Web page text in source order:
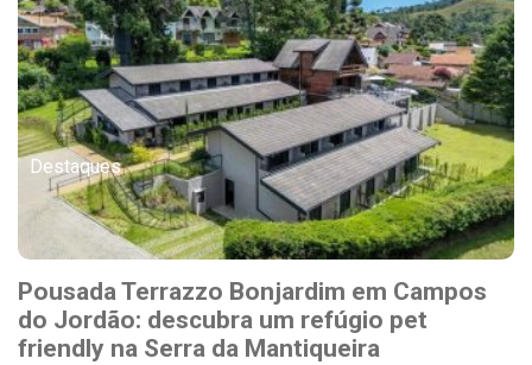
Destaques
Pousada Terrazzo Bonjardim em Campos
do Jordão: descubra um refúgio pet
friendly na Serra da Mantiqueira